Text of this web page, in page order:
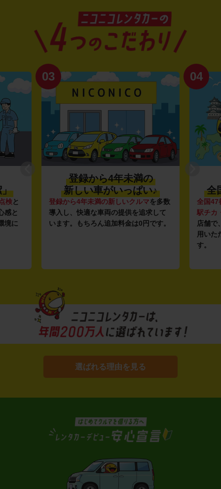
」
検と
感と
境に
03
登録から4年未満の
新しい車がいっぱい♪
登録から4年未満の新しいクルマを多数
導入し、快適な車両の提供を追求して
います。もちろん追加料金は0円です。
04
全
全国47
駅チカ
店舗で
用いた
す。
選ばれる理由を見る